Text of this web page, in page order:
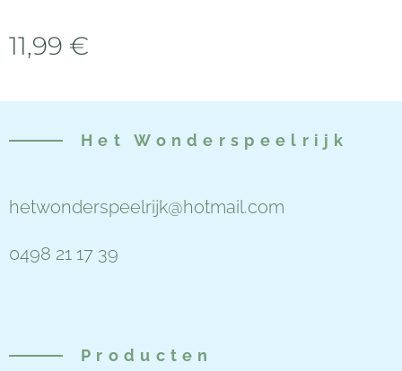
11,99 €
HetWonderspeelrijk
hetwonderspeelrijk@hotmail.com
0498 21 17 39
Producten